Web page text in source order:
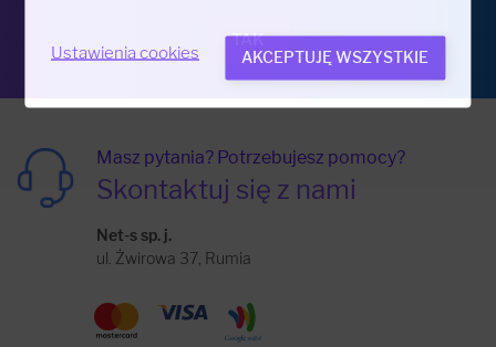
Masz pytania? Potrzebujesz pomocy?
Skontaktuj się z nami
Net-s sp. j.
ul. Żwirowa 37, Rumia
Ustawienia cookies AKCEPTUJĘ WSZYSTKIE